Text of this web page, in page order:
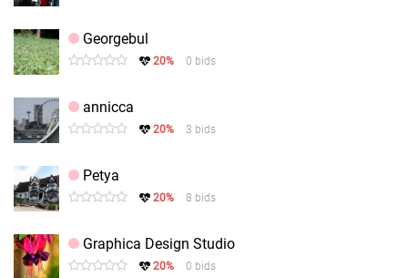
Georgebul
20% 0 bids
annicca
20% 3 bids
Petya
20% 8 bids
Graphica Design Studio
20% 0 bids